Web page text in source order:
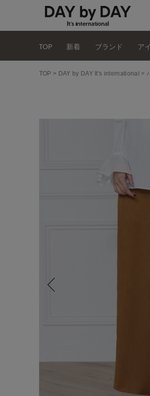
TOP 新着 ブランド ア
TOP DAY by DAY It's international